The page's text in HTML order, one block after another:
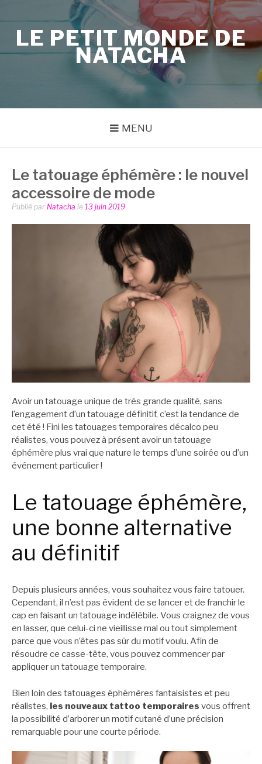
au
contenuLE PETIT MONDE DE
NATACHA
MENU
Le tatouage éphémère : le nouvel
accessoire de mode
Publié par Natacha le 13 juin 2019
Avoir un tatouage unique de très grande qualité, sans
l’engagement d’un tatouage définitif, c’est la tendance de
cet été ! Fini les tatouages temporaires décalco peu
réalistes, vous pouvez à présent avoir un tatouage
éphémère plus vrai que nature le temps d’une soirée ou d’un
événement particulier !
Le tatouage éphémère,
une bonne alternative
au définitif
Depuis plusieurs années, vous souhaitez vous faire tatouer.
Cependant, il n’est pas évident de se lancer et de franchir le
cap en faisant un tatouage indélébile. Vous craignez de vous
en lasser, que celui-ci ne vieillisse mal ou tout simplement
parce que vous n’êtes pas sûr du motif voulu. Afin de
résoudre ce casse-tête, vous pouvez commencer par
appliquer un tatouage temporaire.
Bien loin des tatouages éphémères fantaisistes et peu
réalistes, les nouveaux tattoo temporaires vous offrent
la possibilité d’arborer un motif cutané d’une précision
remarquable pour une courte période.